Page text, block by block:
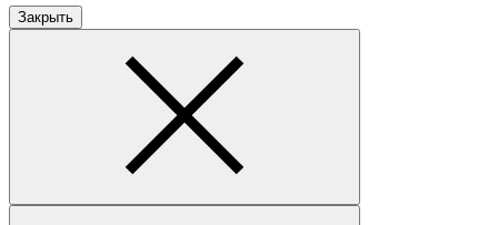
Закрыть